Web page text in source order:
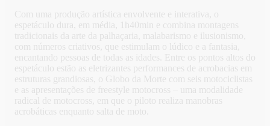
Com uma produção artística envolvente e interativa, o
espetáculo dura, em média, 1h40min e combina montagens
tradicionais da arte da palhaçaria, malabarismo e ilusionismo,
com números criativos, que estimulam o lúdico e a fantasia,
encantando pessoas de todas as idades. Entre os pontos altos do
espetáculo estão as eletrizantes performances de acrobacias em
estruturas grandiosas, o Globo da Morte com seis motociclistas
e as apresentações de freestyle motocross – uma modalidade
radical de motocross, em que o piloto realiza manobras
acrobáticas enquanto salta de moto.